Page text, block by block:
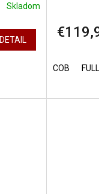
Skladom
DETAIL
COB FULL